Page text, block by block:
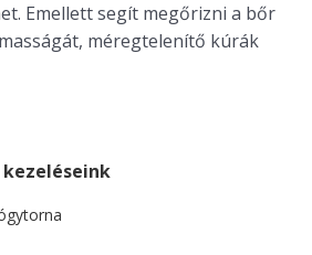
Emellett segít megőrizni a bőr
méregtelenítő kúrák